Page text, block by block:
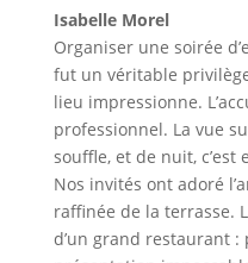
Isabelle Morel
Organiser une soirée
fut un véritable
lieu impressionne.
professionnel. La vue
souffle, et de nuit,
Nos invités ont adoré
raffinée de la terrasse.
d’un grand restaurant :